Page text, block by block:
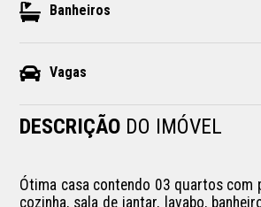
Banheiros
Vagas
DESCRIÇÃO DO IMÓVEL
Ótima casa contendo 03 quartos com
cozinha, sala de jantar, lavabo,